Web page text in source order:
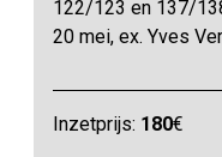
122/123 en 137/
20 mei, ex. Yves
Inzetprijs: 180€